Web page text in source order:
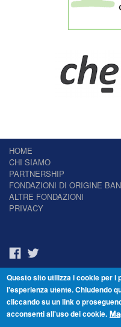
HOME
CHI SIAMO
PARTNERSHIP
FONDAZIONI DI ORIGINE
ALTRE FONDAZIONI
PRIVACY
Il
Reg.
© Fondazione Venezia 2000 -
Questo sito utilizza i cookie per
l'esperienza utente. Chiudendo
cliccando su un link o
acconsenti all'uso dei cookie.